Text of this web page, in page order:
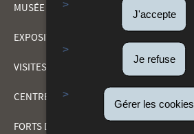
J'accepte
Je refuse
Gérer les cookies
MENU
DE
NAVIGATION
MUSÉE DRÄI EECHELEN
EXPOSITIONS
VISITES ET ACTIVITÉS
CENTRE DE DOCUMENTATION
FORTS DU KIRCHBERG